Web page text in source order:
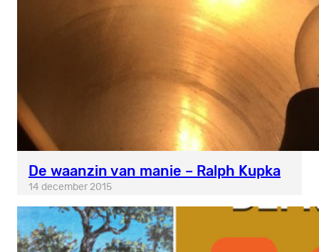
De waanzin van manie – Ralph Kupka
14 december 2015